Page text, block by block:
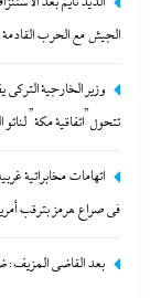
اتهامات
لتوريطهما مباشرة
الجيش مع الحرب القادمة
وزير الخارجية
تتحول”اتفاقية مكة”
اتهامات مخابراتية
في صراع هرمز بترقب
بعد القاضي المزيف: